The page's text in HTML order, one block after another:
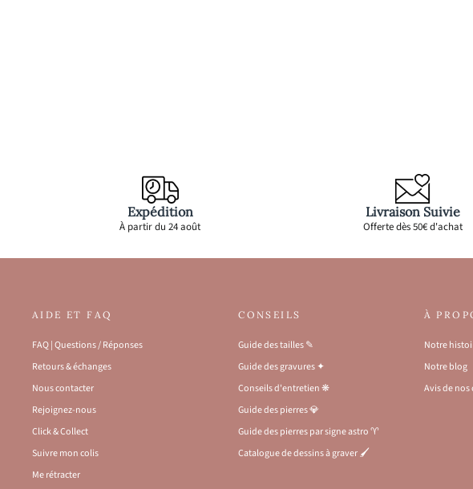
Expédition
À partir du 24 août
Livraison Suivie
Offerte dès 50€ d'achat
AIDE ET FAQ
FAQ | Questions / Réponses
Retours & échanges
Nous contacter
Rejoignez-nous
Click & Collect
Suivre mon colis
Me rétracter
CONSEILS
Guide des tailles ✎
Guide des gravures ✦
Conseils d'entretien ❋
Guide des pierres 💎
Guide des pierres par signe astro ♈
Catalogue de dessins à graver 🖌️
À
Notre
Notre blog
Avis de nos